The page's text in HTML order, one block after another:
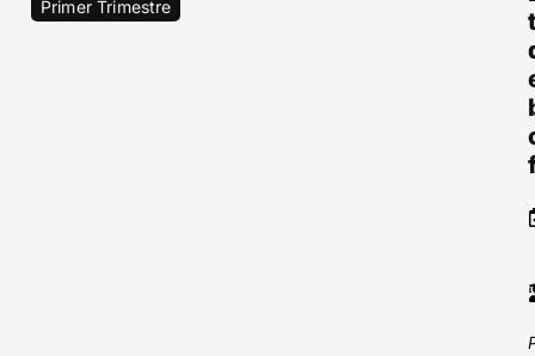
Primer Trimestre